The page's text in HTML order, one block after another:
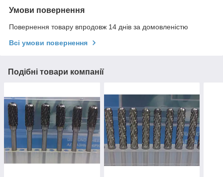
Умови повернення
Повернення товару впродовж 14 днів за домовленістю
Всі умови повернення
Подібні товари компанії